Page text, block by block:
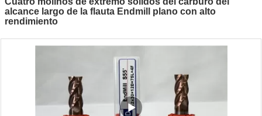
alcance largo de la flauta Endmill plano con alto
rendimiento